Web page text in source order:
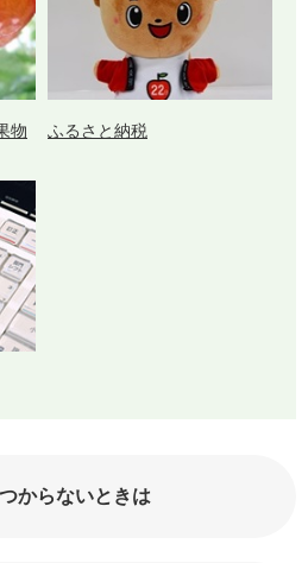
物
ふるさと納税
からないときは